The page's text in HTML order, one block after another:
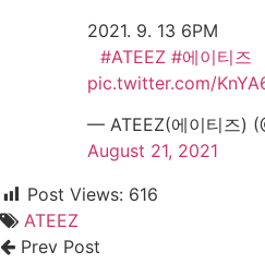
2021. 9. 13 6PM
#ATEEZ #에이티즈
pic.twitter.com/
— ATEEZ(에이티즈)
August 21, 2021
Post Views: 616
ATEEZ
Prev Post